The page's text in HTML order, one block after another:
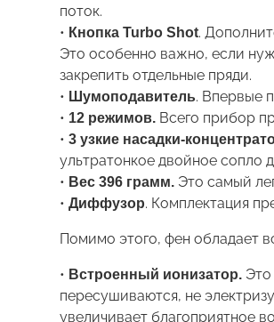
поток.
• Кнопка Turbo Shot.
Это особенно важно, если
закрепить отдельные пряди.
• Шумоподавитель. Впервые
• 12 режимов. Всего прибор
• 3 узкие насадки-
ультратонкое двойное сопло
• Вес 396 грамм. Это самый
• Диффузор. Комплектация
Помимо этого, фен обладает
• Встроенный ионизатор.
пересушиваются, не
увеличивает благоприятное